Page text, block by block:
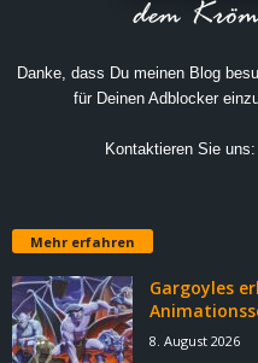
Danke, dass Du meinen Blog
für Deinen Adblocker
Kontaktieren Sie uns:
Mehr erfahren
Gargoyles
8. August 2026